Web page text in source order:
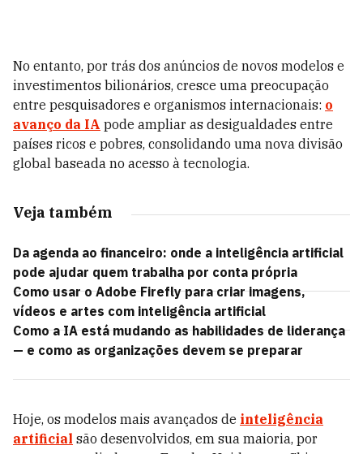
No entanto, por trás dos anúncios de novos modelos e
investimentos bilionários, cresce uma preocupação
entre pesquisadores e organismos internacionais: o
avanço da IA pode ampliar as desigualdades entre
países ricos e pobres, consolidando uma nova divisão
global baseada no acesso à tecnologia.
Veja também
Da agenda ao financeiro: onde a inteligência artificial
pode ajudar quem trabalha por conta própria
Como usar o Adobe Firefly para criar imagens,
vídeos e artes com inteligência artificial
Como a IA está mudando as habilidades de liderança
— e como as organizações devem se preparar
Hoje, os modelos mais avançados de inteligência
artificial são desenvolvidos, em sua maioria, por